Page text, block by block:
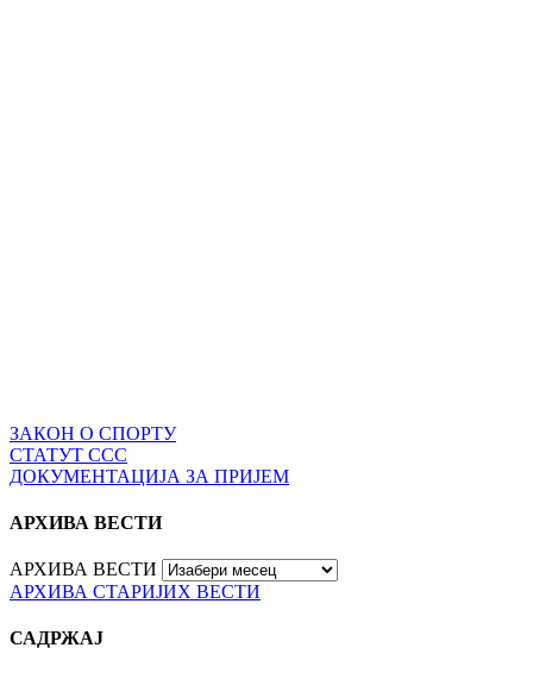
ЗАКОН О СПОРТУ
СТАТУТ ССС
ДОКУМЕНТАЦИЈА ЗА ПРИЈЕМ
АРХИВА ВЕСТИ
АРХИВА ВЕСТИ
АРХИВА СТАРИЈИХ ВЕСТИ
САДРЖАЈ